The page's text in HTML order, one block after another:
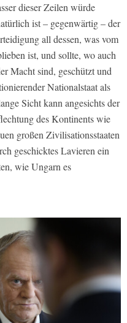
dieser Zeilen würde
ist – gegenwärtig – der
all dessen, was vom
ist, und sollte, wo auch
Macht sind, geschützt und
Nationalstaat als
Sicht kann angesichts der
des Kontinents wie
großen Zivilisationsstaaten
geschicktes Lavieren ein
wie Ungarn es